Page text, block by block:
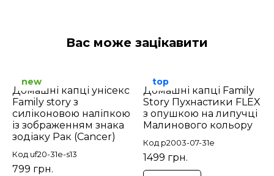
Вас може зацікавити
Домашні капці унісекс
Family story з
силіконовою наліпкою
із зображенням знака
зодіаку Рак (Cancer)
Код uf20-31e-s13
799 грн.
new
Домашні капці Family
Story Пухнастики FLEX
з опушкою на липучці
Малинового кольору
Код p2003-07-31e
1499 грн.
top